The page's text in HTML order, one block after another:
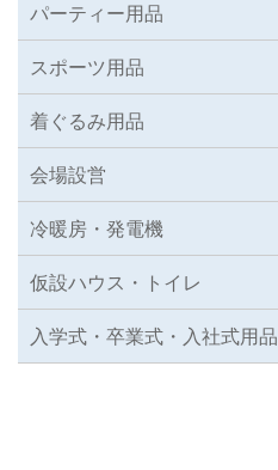
パーティー用品
スポーツ用品
着ぐるみ用品
会場設営
冷暖房・発電機
仮設ハウス・トイレ
入学式・卒業式・入社式用品